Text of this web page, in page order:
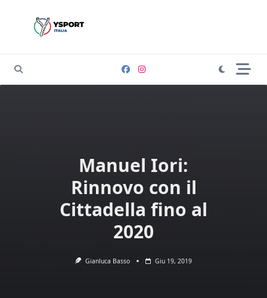
Manuel Iori:
Rinnovo con il
Cittadella fino al
2020
Gianluca Basso Giu 19, 2019